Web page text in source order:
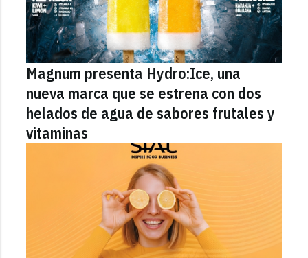
Magnum presenta Hydro:Ice, una
nueva marca que se estrena con dos
helados de agua de sabores frutales y
vitaminas